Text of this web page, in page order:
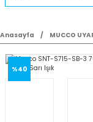
Anasayfa MUCCO
%40